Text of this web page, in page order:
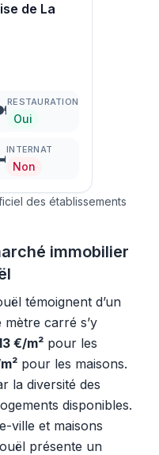
de La
RESTAURATION
Oui
INTERNAT
Non
des établissements
immobilier
témoignent d’un
carré s’y
€/m² pour les
pour les maisons.
la diversité des
disponibles.
ville et maisons
présente un